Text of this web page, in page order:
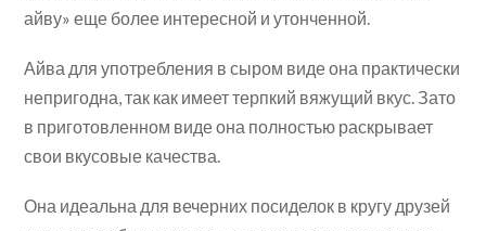
айву» еще более интересной и утонченной.
Айва для употребления в сыром виде она практически
непригодна, так как имеет терпкий вяжущий вкус. Зато
в приготовленном виде она полностью раскрывает
свои вкусовые качества.
Она идеальна для вечерних посиделок в кругу друзей